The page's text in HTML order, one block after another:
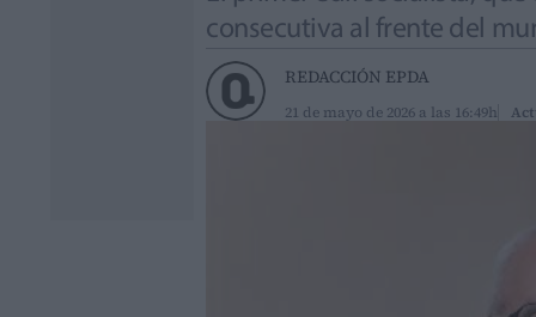
consecutiva al frente del
REDACCIÓN EPDA
21 de mayo de 2026 a las 16:49h